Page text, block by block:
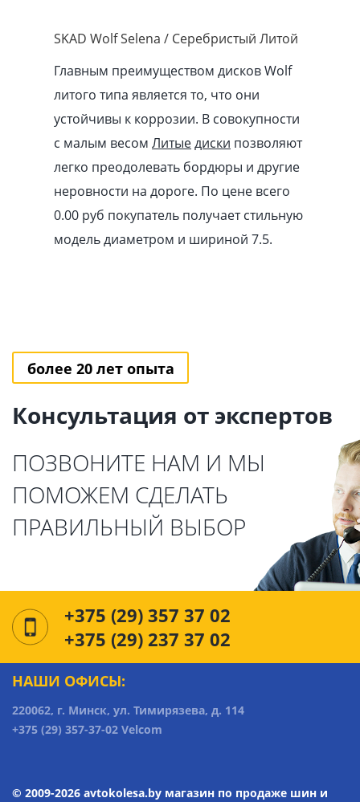
SKAD Wolf Selena / Серебристый Литой
Главным преимуществом дисков Wolf
литого типа является то, что они
устойчивы к коррозии. В совокупности
с малым весом Литыедиски позволяют
легко преодолевать бордюры и другие
неровности на дороге. По цене всего
0.00 pуб покупатель получает стильную
модель диаметром и шириной 7.5.
более 20 лет опыта
Консультация от экспертов
ПОЗВОНИТЕ НАМ И МЫ
ПОМОЖЕМ СДЕЛАТЬ
ПРАВИЛЬНЫЙ ВЫБОР
+375 (29) 357 37 02
+375 (29) 237 37 02
НАШИ ОФИСЫ:
220062, г. Минск, ул. Тимирязева, д. 114
+375 (29) 357-37-02 Velcom
© 2009-2026 avtokolesa.by магазин по продаже шин и